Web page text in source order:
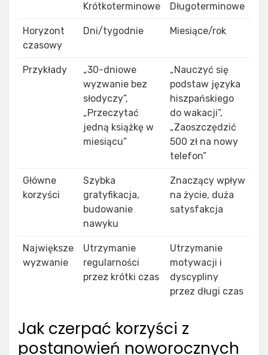
Krótkoterminowe
Długoterminowe
Horyzont
czasowy
Dni/tygodnie Miesiące/rok
Przykłady
„30-dniowe
wyzwanie bez
słodyczy”,
„Przeczytać
jedną książkę w
miesiącu”
„Nauczyć się
podstaw języka
hiszpańskiego
do wakacji”,
„Zaoszczędzić
500 zł na nowy
telefon”
Główne
korzyści
Szybka
gratyfikacja,
budowanie
nawyku
Znaczący wpływ
na życie, duża
satysfakcja
Największe
wyzwanie
Utrzymanie
regularności
przez krótki czas
Utrzymanie
motywacji i
dyscypliny
przez długi czas
Jak czerpać korzyści z
postanowień noworocznych